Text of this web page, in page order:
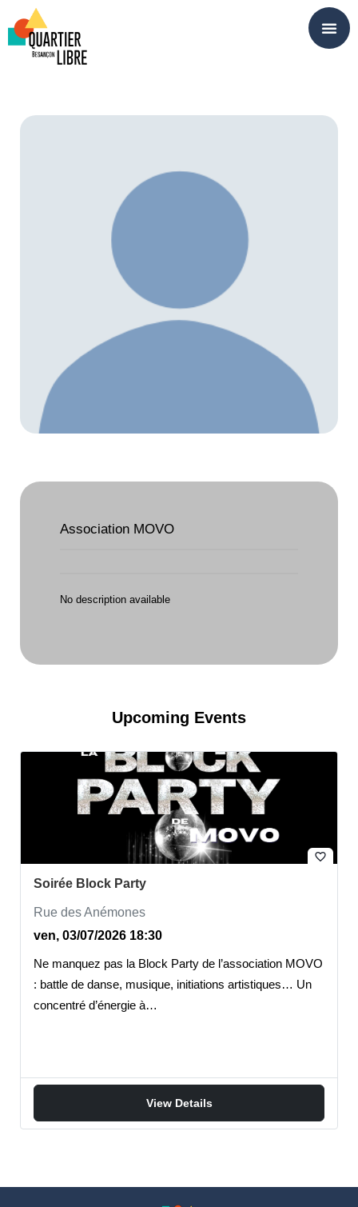
Association MOVO
No description available
Upcoming Events
favorite_border
Soirée Block Party
Rue des Anémones
ven, 03/07/2026 18:30
Ne manquez pas la Block Party de l’association MOVO
: battle de danse, musique, initiations artistiques… Un
concentré d’énergie à…
View Details
Panneau de gestion des cookies